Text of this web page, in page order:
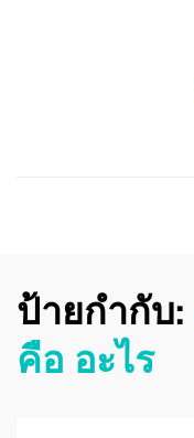
ป้ายกำกับ:
คือ อะไร